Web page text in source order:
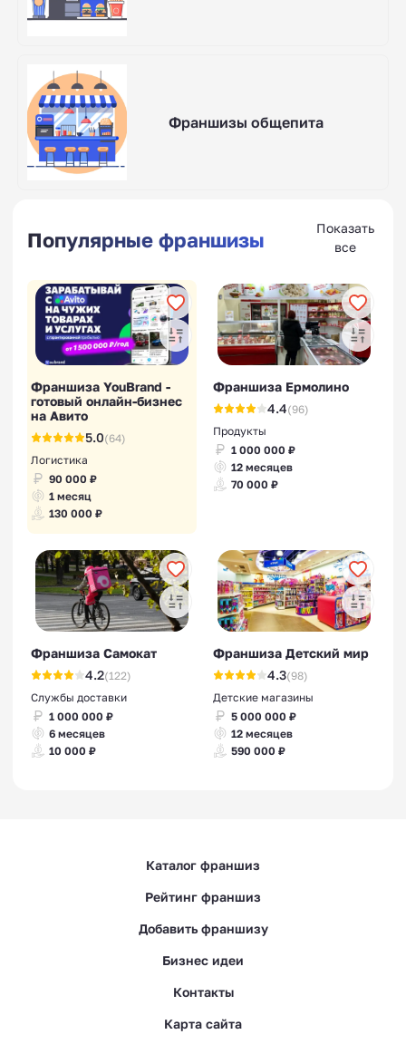
Франшизы общепита
Популярные франшизы
Показать
все
Франшиза YouBrand -
готовый онлайн-бизнес
на Авито
5.0(64)
Логистика
90 000 ₽
1 месяц
130 000 ₽
Франшиза Ермолино
4.4(96)
Продукты
1 000 000 ₽
12 месяцев
70 000 ₽
Франшиза Самокат
4.2(122)
Службы доставки
1 000 000 ₽
6 месяцев
10 000 ₽
Франшиза Детский мир
4.3(98)
Детские магазины
5 000 000 ₽
12 месяцев
590 000 ₽
Каталог франшиз
Рейтинг франшиз
Добавить франшизу
Бизнес идеи
Контакты
Карта сайта